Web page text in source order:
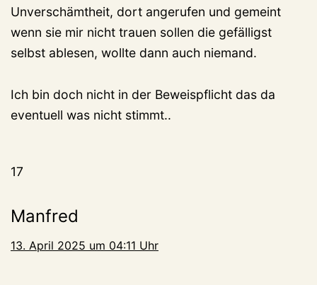
Unverschämtheit, dort angerufen und gemeint
wenn sie mir nicht trauen sollen die gefälligst
selbst ablesen, wollte dann auch niemand.
Ich bin doch nicht in der Beweispflicht das da
eventuell was nicht stimmt..
17
Manfred
13. April 2025 um 04:11 Uhr